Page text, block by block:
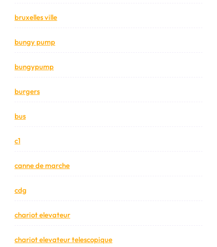
bruxelles ville
bungy pump
bungypump
burgers
bus
c1
canne de marche
cdg
chariot elevateur
chariot elevateur telescopique